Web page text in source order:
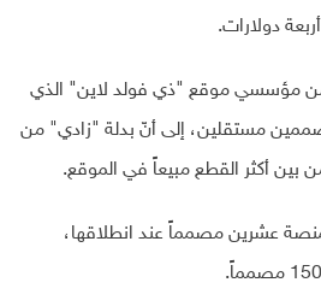
دولارات.
مؤسسي موقع "ذي فولد لاين" الذي
ويضمّ مصممين مستقلين، إلى أنّ بدلة "زادي" من
بين أكثر القطع مبيعاً في الموقع.
عشرين مصمماً عند انطلاقها،